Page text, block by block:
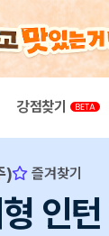
강점찾기
) 즐겨찾기
인